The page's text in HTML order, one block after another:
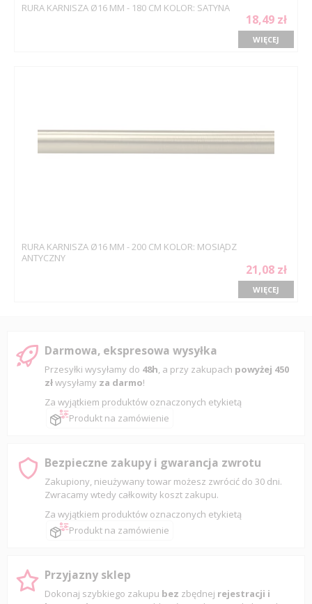
RURA KARNISZA Ø16 MM - 180 CM KOLOR: SATYNA
18,49 zł
WIĘCEJ
RURA KARNISZA Ø16 MM - 200 CM KOLOR: MOSIĄDZ
ANTYCZNY
21,08 zł
WIĘCEJ
Darmowa, ekspresowa wysyłka
Przesyłki wysyłamy do 48h, a przy zakupach powyżej 450
złwysyłamy za darmo!
Za wyjątkiem produktów oznaczonych etykietą
Produkt na zamówienie
Bezpieczne zakupy i gwarancja zwrotu
Zakupiony, nieużywany towar możesz zwrócić do 30 dni.
Zwracamy wtedy całkowity koszt zakupu.
Za wyjątkiem produktów oznaczonych etykietą
Produkt na zamówienie
Przyjazny sklep
Dokonaj szybkiego zakupu bez zbędnej rejestracji i